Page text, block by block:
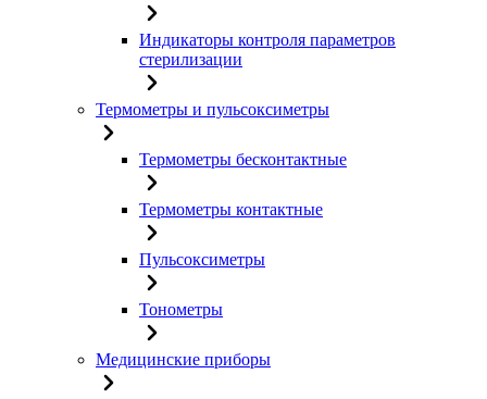
Индикаторы контроля параметров
стерилизации
Термометры и пульсоксиметры
Термометры бесконтактные
Термометры контактные
Пульсоксиметры
Тонометры
Медицинские приборы